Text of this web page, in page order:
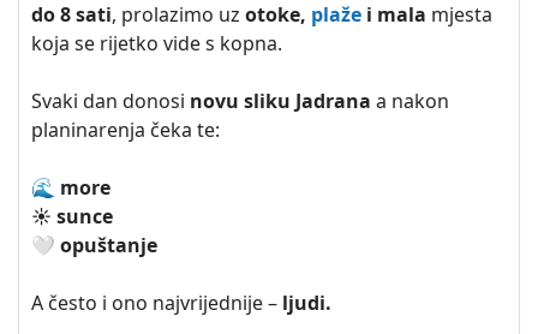
do 8 sati, prolazimo uz otoke, plaže i mala mjesta
koja se rijetko vide s kopna.
Svaki dan donosi novu sliku Jadrana a nakon
planinarenja čeka te:
🌊 more
☀️ sunce
🤍 opuštanje
A često i ono najvrijednije – ljudi.